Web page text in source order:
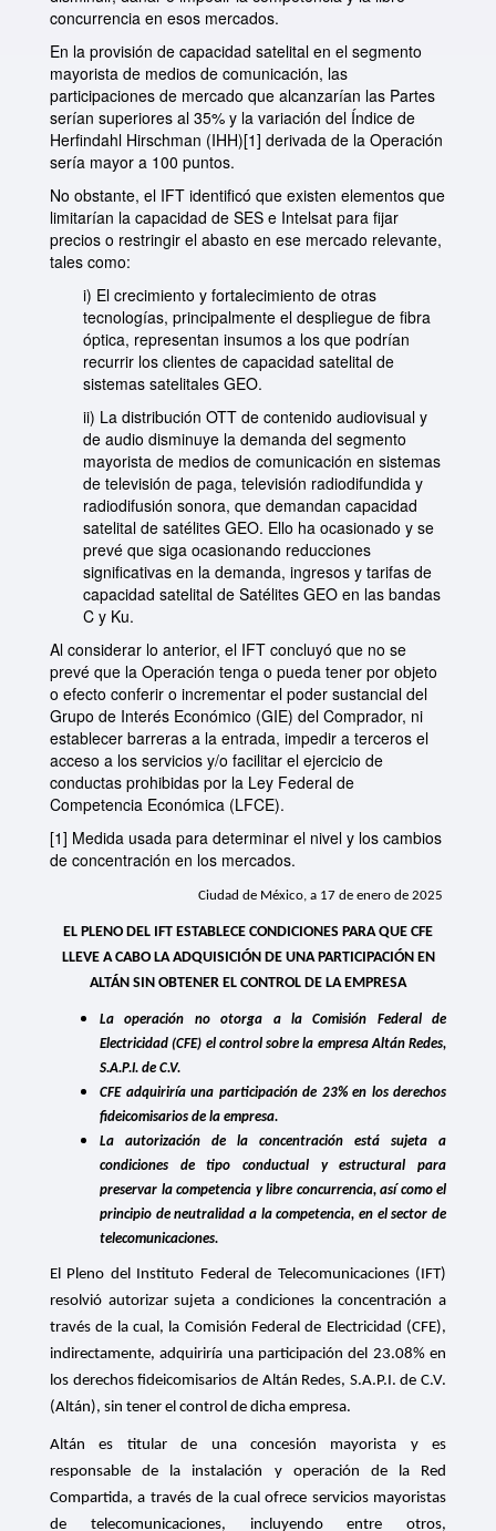
concurrencia en esos mercados.
En la provisión de capacidad satelital en el segmento
mayorista de medios de comunicación, las
participaciones de mercado que alcanzarían las Partes
serían superiores al 35% y la variación del Índice de
Herfindahl Hirschman (IHH)[1] derivada de la Operación
sería mayor a 100 puntos.
No obstante, el IFT identificó que existen elementos que
limitarían la capacidad de SES e Intelsat para fijar
precios o restringir el abasto en ese mercado relevante,
tales como:
i) El crecimiento y fortalecimiento de otras
tecnologías, principalmente el despliegue de fibra
óptica, representan insumos a los que podrían
recurrir los clientes de capacidad satelital de
sistemas satelitales GEO.
ii) La distribución OTT de contenido audiovisual y
de audio disminuye la demanda del segmento
mayorista de medios de comunicación en sistemas
de televisión de paga, televisión radiodifundida y
radiodifusión sonora, que demandan capacidad
satelital de satélites GEO. Ello ha ocasionado y se
prevé que siga ocasionando reducciones
significativas en la demanda, ingresos y tarifas de
capacidad satelital de Satélites GEO en las bandas
C y Ku.
Al considerar lo anterior, el IFT concluyó que no se
prevé que la Operación tenga o pueda tener por objeto
o efecto conferir o incrementar el poder sustancial del
Grupo de Interés Económico (GIE) del Comprador, ni
establecer barreras a la entrada, impedir a terceros el
acceso a los servicios y/o facilitar el ejercicio de
conductas prohibidas por la Ley Federal de
Competencia Económica (LFCE).
[1] Medida usada para determinar el nivel y los cambios
de concentración en los mercados.
Ciudad de México, a 17 de enero de 2025
EL PLENO DEL IFT ESTABLECE CONDICIONES PARA QUE CFE
LLEVE A CABO LA ADQUISICIÓN DE UNA PARTICIPACIÓN EN
ALTÁN SIN OBTENER EL CONTROL DE LA EMPRESA
La operación no otorga a la Comisión Federal de
Electricidad (CFE) el control sobre la empresa Altán Redes,
S.A.P.I. de C.V.
CFE adquiriría una participación de 23% en los derechos
fideicomisarios de la empresa.
La autorización de la concentración está sujeta a
condiciones de tipo conductual y estructural para
preservar la competencia y libre concurrencia, así como el
principio de neutralidad a la competencia, en el sector de
telecomunicaciones.
El Pleno del Instituto Federal de Telecomunicaciones (IFT)
resolvió autorizar sujeta a condiciones la concentración a
través de la cual, la Comisión Federal de Electricidad (CFE),
indirectamente, adquiriría una participacióndel 23.08% en
los derechos fideicomisarios de Altán Redes, S.A.P.I. de C.V.
(Altán), sin tener el control de dicha empresa.
Altán es titular de una concesión mayorista y es
responsable de la instalación y operación de la Red
Compartida, a través de la cual ofrece servicios mayoristas
de telecomunicaciones, incluyendo entre otros,